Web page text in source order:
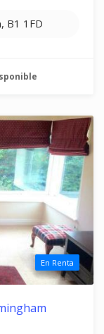
B1 1FD
En Renta